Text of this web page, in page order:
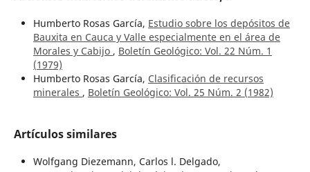
Humberto Rosas García, Estudio sobre los depósitos de
Bauxita en Cauca y Valle especialmente en el área de
Morales y Cabijo , Boletín Geológico: Vol. 22 Núm. 1
(1979)
Humberto Rosas García, Clasificación de recursos
minerales , Boletín Geológico: Vol. 25 Núm. 2 (1982)
Artículos similares
Wolfgang Diezemann, Carlos l. Delgado,